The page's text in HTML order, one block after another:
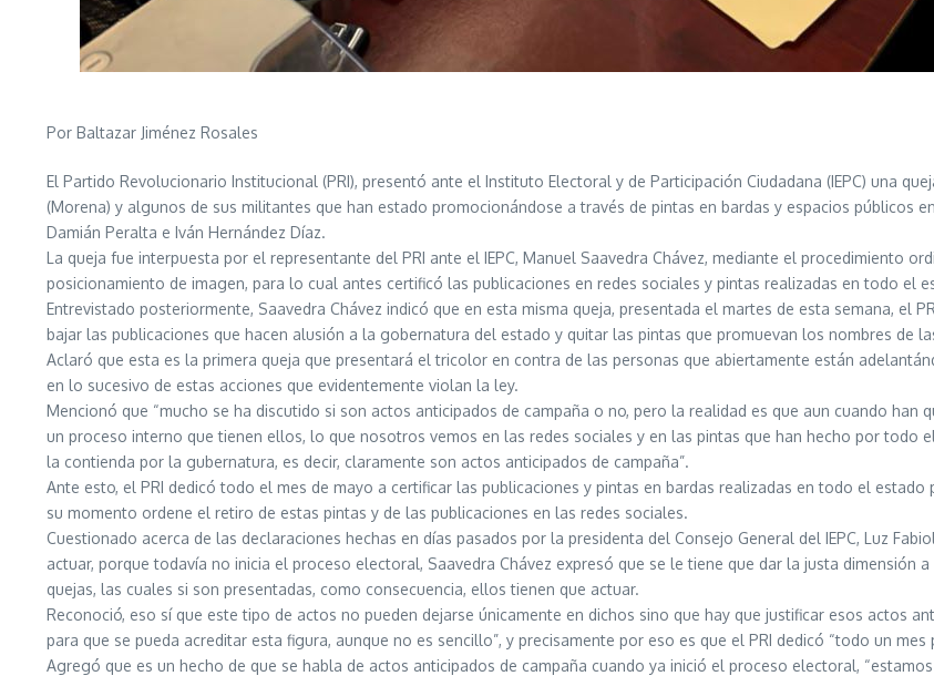
Por Baltazar Jiménez Rosales
El Partido Revolucionario Institucional (PRI), presentó ante el Instituto Electoral y de Participación Ciudadana (IEPC) una
(Morena) y algunos de sus militantes que han estado promocionándose a través de pintas en bardas y espacios públicos
Damián Peralta e Iván Hernández Díaz.
La queja fue interpuesta por el representante del PRI ante el IEPC, Manuel Saavedra Chávez, mediante el procedimiento
posicionamiento de imagen, para lo cual antes certificó las publicaciones en redes sociales y pintas realizadas en todo el
Entrevistado posteriormente, Saavedra Chávez indicó que en esta misma queja, presentada el martes de esta semana, el
bajar las publicaciones que hacen alusión a la gobernatura del estado y quitar las pintas que promuevan los nombres de
Aclaró que esta es la primera queja que presentará el tricolor en contra de las personas que abiertamente están
en lo sucesivo de estas acciones que evidentemente violan la ley.
Mencionó que “mucho se ha discutido si son actos anticipados de campaña o no, pero la realidad es que aun cuando
un proceso interno que tienen ellos, lo que nosotros vemos en las redes sociales y en las pintas que han hecho por todo
la contienda por la gubernatura, es decir, claramente son actos anticipados de campaña”.
Ante esto, el PRI dedicó todo el mes de mayo a certificar las publicaciones y pintas en bardas realizadas en todo el
su momento ordene el retiro de estas pintas y de las publicaciones en las redes sociales.
Cuestionado acerca de las declaraciones hechas en días pasados por la presidenta del Consejo General del IEPC, Luz
actuar, porque todavía no inicia el proceso electoral, Saavedra Chávez expresó que se le tiene que dar la justa dimensión
quejas, las cuales si son presentadas, como consecuencia, ellos tienen que actuar.
Reconoció, eso sí que este tipo de actos no pueden dejarse únicamente en dichos sino que hay que justificar esos actos
para que se pueda acreditar esta figura, aunque no es sencillo”, y precisamente por eso es que el PRI dedicó “todo un
Agregó que es un hecho de que se habla de actos anticipados de campaña cuando ya inició el proceso electoral,